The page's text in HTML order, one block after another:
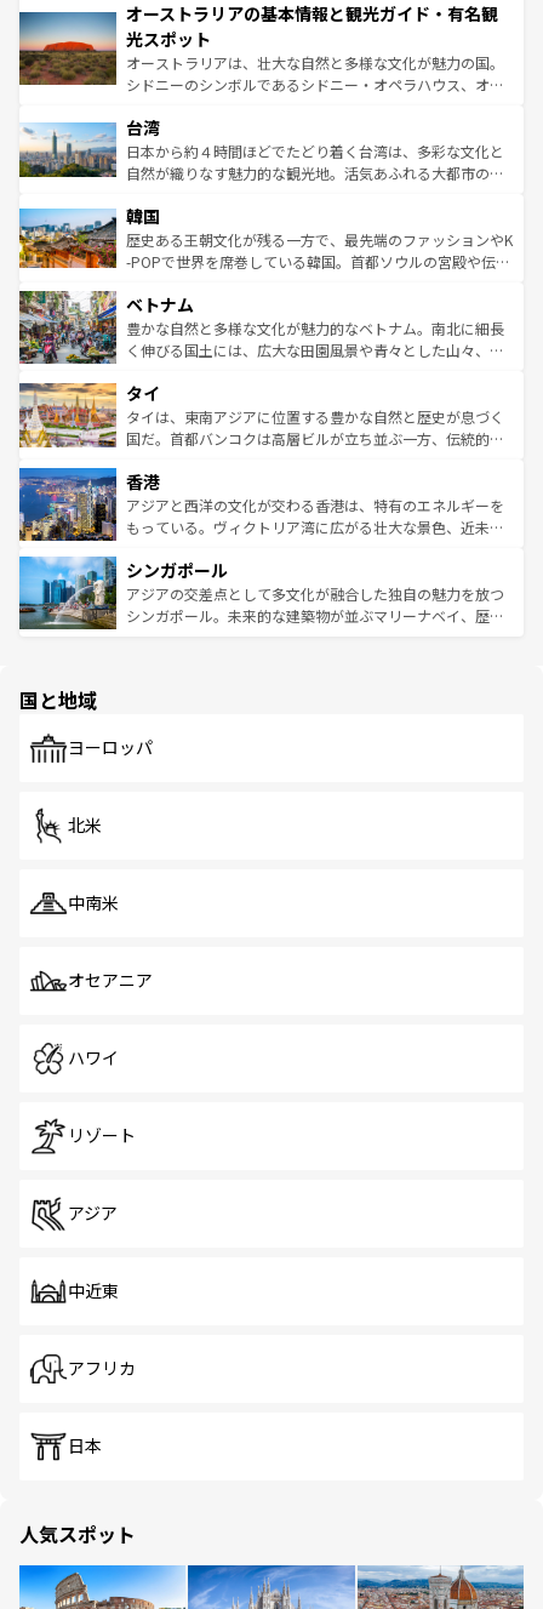
部のニューオーリンズでは、音楽と美食が融合した独特の
文化が魅力。旅行者はアメリカの各地域で異なる魅力を楽
しみながら、その多様性と豊かな歴史を感じることができ
るだろう。車でのロードトリップや列車の旅も、アメリカ
情報は
ワイ島は見逃せない。また、定番の観光地といえばオアフ
島だが、静かな自然を求めるならマウイ島やカウアイ島が
おすすめ。エメラルドグリーンに輝く海をはじめ、豊かな
文化や歴史が息づいている。「アロハスピリット」と呼ば
人々、おいしいローカルフードやハワイアンミュージッ
ク、伝統的なフラダンスなど、すべてがハワイの魅力を彩
っている。訪れるたびに新しい発見と感動が待っているハ
はコンテンツ一覧
オーストラリアの基本情報と観光ガイド・有名観
光スポット
オーストラリアは、壮大な自然と多様な文化が魅力の国。
シドニーのシンボルであるシドニー・オペラハウス、オー
リアリーフや大陸中央部にそびえるウルル（エアーズロッ
ク）、タスマニアの美しい原生林やケアンズの熱帯雨林な
ど、見どころがたくさん。また、カフェやワイン、オージ
いる。アクティビティも充実しており、サーフィンやダイ
ビング、ハイキングなど、アウトドア好きにはたまらな
い。オーストラリアの多彩な魅力を存分に味わいつくそ
参照してほしい。
台湾
日本から約４時間ほどでたどり着く台湾は、多彩な文化と
自然が織りなす魅力的な観光地。活気あふれる大都市の台
ン）、静ひつな山岳地帯である台湾東部など、都市の喧騒
と山間の静けさが共存しており、訪れる人に新しい発見と
驚きをもたらしてくれる。また、奥深い台湾の食文化も魅
容にもいいと評判のスイーツなど、バラエティ豊かな料理
が味わえる。 なお、新着の台湾情報は コンテンツ一覧を参
照してほしい。
韓国
歴史ある王朝文化が残る一方で、最先端のファッションやK
-POPで世界を席巻している韓国。首都ソウルの宮殿や伝統
き、地方に足を延ばせば四季折々の自然美を楽しむことが
できる。そして、キムチや焼肉、絶品のストリートフード
まで、さまざまな韓国料理が待っている。夜には、韓国な
リティに包まれながら、韓国の多彩な魅力を心ゆくまで味
わってみてほしい。 なお、新着の韓国情報はコンテンツ一
覧を参照してほしい。
ベトナム
豊かな自然と多様な文化が魅力的なベトナム。南北に細長
く伸びる国土には、広大な田園風景や青々とした山々、世
急速な発展と共に伝統が息づく。ハノイの古い町並みやホ
ーチミン市のフランス統治時代の建物も、独特の雰囲気を
醸し出している。また、バラエティの豊かさとおいしさで
とつ。フォーやバインミー、ベトナムコーヒーなどは、ぜ
ひ現地で味わいたい。どの地域を訪れてもあたたかい人々
が旅行者を迎えてくれるので、きっと忘れられない旅にな
参照してほしい。
タイ
タイは、東南アジアに位置する豊かな自然と歴史が息づく
国だ。首都バンコクは高層ビルが立ち並ぶ一方、伝統的な
の活気が交差している。北部ではチェンマイなどの山岳地
帯で自然と触れ合い、南部ではプーケットやクラビの美し
いビーチでリゾート気分を楽しむことができる。タイ料理
激する。気候は一年中温暖で、どの季節にも異なる楽しみ
が待っている。親しみやすいタイの人々、仏教を中心とし
た文化、そして多様な観光資源が、訪れる旅人を魅了し続
香港
アジアと西洋の文化が交わる香港は、特有のエネルギーを
もっている。ヴィクトリア湾に広がる壮大な景色、近未来
み、どこを訪れても感動するはず。観光スポットが密集し
ており、効率よく見どころを回れるのも魅力。息をのむよ
うな絶景から文化的な体験まで、香港を存分に楽しみ尽く
シンガポール
アジアの交差点として多文化が融合した独自の魅力を放つ
シンガポール。未来的な建築物が並ぶマリーナベイ、歴史
で、ホーカーズは地元の風情を楽しめる外せないスポット
国と地域
ヨーロッパ
北米
中南米
オセアニア
ハワイ
リゾート
アジア
中近東
アフリカ
日本
人気スポット